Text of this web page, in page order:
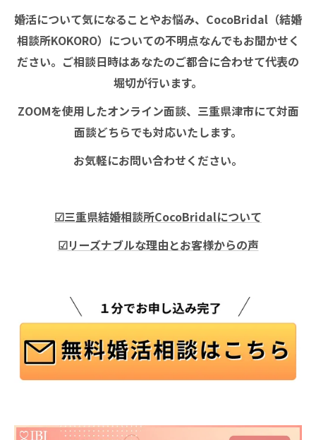
婚活について気になることやお悩み、CocoBridal（結婚
相談所KOKORO）についての不明点なんでもお聞かせく
ださい。ご相談日時はあなたのご都合に合わせて代表の
堀切が行います。
ZOOMを使用したオンライン面談、三重県津市にて対面
面談どちらでも対応いたします。
お気軽にお問い合わせください。
☑三重県結婚相談所CocoBridalについて
☑リーズナブルな理由とお客様からの声